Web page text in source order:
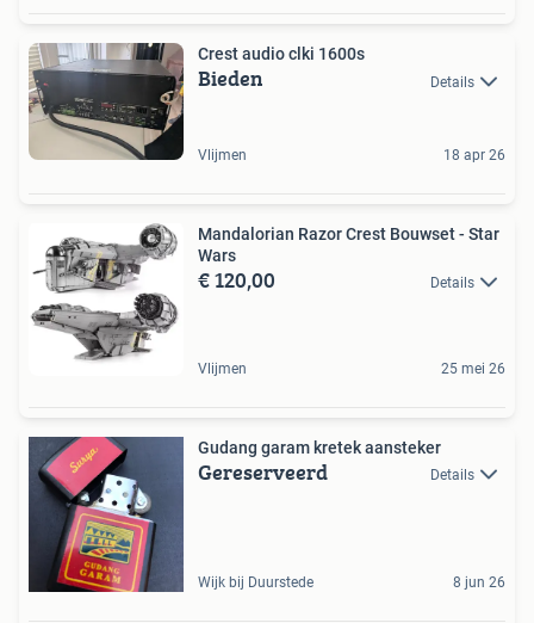
Crest audio clki 1600s
Bieden Details
Vlijmen 18 apr 26
Mandalorian Razor Crest Bouwset - Star
Wars
€ 120,00 Details
Vlijmen 25 mei 26
Gudang garam kretek aansteker
Gereserveerd Details
Wijk bij Duurstede 8 jun 26